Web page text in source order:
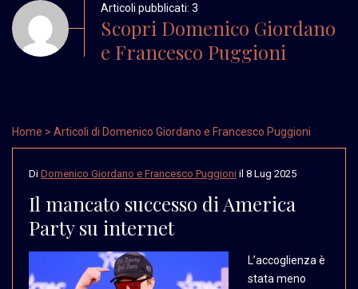
Articoli pubblicati: 3
Scopri Domenico Giordano
e Francesco Puggioni
Home > Articoli di Domenico Giordano e Francesco Puggioni
Di Domenico Giordano e Francesco Puggioni il 8 Lug 2025
Il mancato successo di America
Party su internet
L’accoglienza è
stata meno